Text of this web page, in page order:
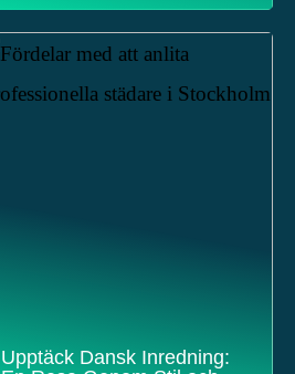
Upptäck Dansk Inredning: